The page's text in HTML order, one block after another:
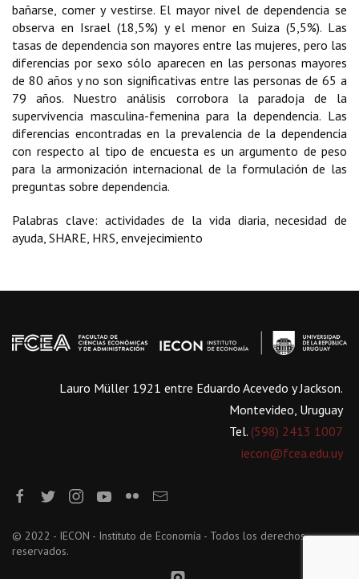
bañarse, comer y vestirse. El mayor nivel de dependencia se
observa en Israel (18,5%) y el menor en Suiza (5,5%). Las
tasas de dependencia son mayores entre las mujeres, pero las
diferencias por sexo sólo aparecen en las personas mayores
de 80 años y no son significativas entre las personas de 65 a
79 años. Nuestro análisis corrobora la paradoja de la
supervivencia masculina-femenina para la dependencia. Las
diferencias encontradas en la prevalencia de la dependencia
con respecto al tipo de encuesta es un argumento de peso
para la armonización internacional de la formulación de las
preguntas sobre dependencia.
Palabras clave: actividades de la vida diaria, necesidad de
ayuda, SHARE, HRS, envejecimiento
Lauro Müller 1921 entre Eduardo Acevedo y Jackson.
Montevideo, Uruguay
Tel. (598) 2413 1007
iecon@fcea.edu.uy
© 2022 - IECON - Instituto de Economía - Todos los derechos
reservados.